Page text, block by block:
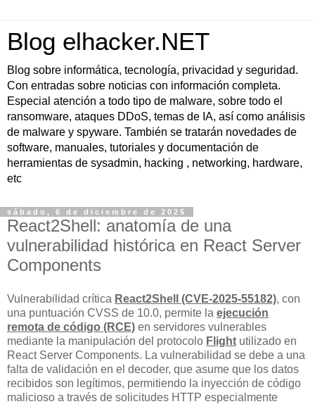
Blog elhacker.NET
Blog sobre informática, tecnología, privacidad y seguridad.
Con entradas sobre noticias con información completa.
Especial atención a todo tipo de malware, sobre todo el
ransomware, ataques DDoS, temas de IA, así como análisis
de malware y spyware. También se tratarán novedades de
software, manuales, tutoriales y documentación de
herramientas de sysadmin, hacking , networking, hardware,
etc
sábado, 6 de diciembre de 2025
React2Shell: anatomía de una
vulnerabilidad histórica en React Server
Components
Vulnerabilidad crítica React2Shell (CVE-2025-55182), con
una puntuación CVSS de 10.0, permite la ejecución
remota de código (RCE) en servidores vulnerables
mediante la manipulación del protocolo Flight utilizado en
React Server Components. La vulnerabilidad se debe a una
falta de validación en el decoder, que asume que los datos
recibidos son legítimos, permitiendo la inyección de código
malicioso a través de solicitudes HTTP especialmente